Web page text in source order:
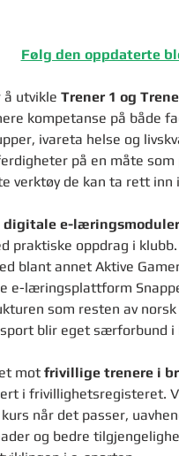
Følg den oppdaterte
å utvikle Trener 1 og
kompetanse på både
ivareta helse og
på en måte
verktøy de kan ta rett inn
digitale e-læringsmoduler
praktiske oppdrag i
blant annet Aktive
e-læringsplattform
som resten av
blir eget særforbund i
mot frivillige trenere i
i frivillighetsregisteret.
når det passer,
og bedre